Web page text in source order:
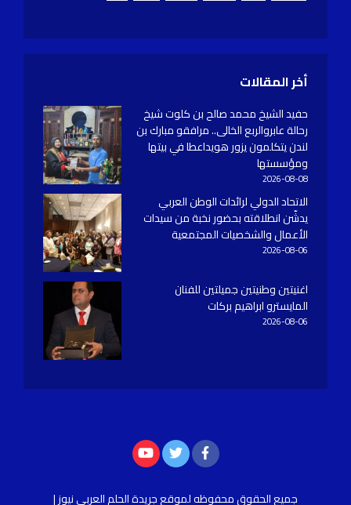
أخر المقالات
حفيد الشيخ محمد صالح بن كلوت شيخ
رحالة عابروالربع الخالى.. مرافقو مبارك بن
لندن يتكلمون يزور هويداعطا في بيتها
ومؤسستها
2026-08-08
الاتحاد الدولي لرائدات الوطن العربي
يدشّن انطلاقته بحضور نخبة من سيدات
الأعمال والشخصيات المجتمعية
2026-08-06
اغنيتين وطنيتين جميلتين للفنان
المايسترو ابراهيم بركات
2026-08-06
جميع الحقوق محفوظهلموقع جريدة الحلم العربي نيوز |